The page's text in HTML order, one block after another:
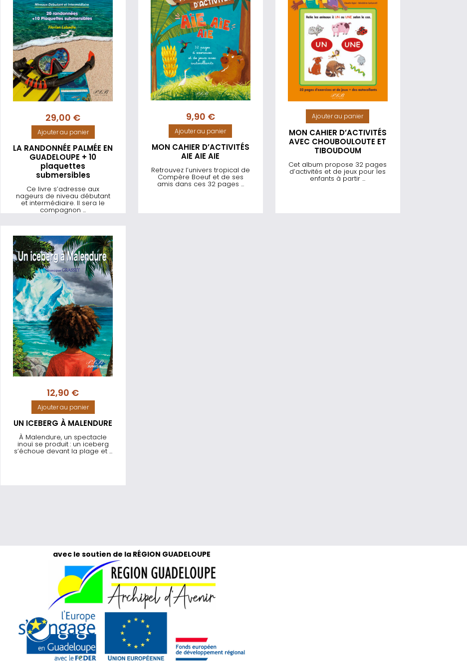
29,00 €
Ajouter au panier
LA RANDONNÉE PALMÉE EN
GUADELOUPE + 10
plaquettes
submersibles
Ce livre s’adresse aux
nageurs de niveau débutant
et intermédiaire. Il sera le
compagnon ...
9,90 €
Ajouter au panier
MON CAHIER D’ACTIVITÉS
AIE AIE AIE
Retrouvez l’univers tropical de
Compère Boeuf et de ses
amis dans ces 32 pages ...
Ajouter au panier
MON CAHIER D’ACTIVITÉS
AVEC CHOUBOULOUTE ET
TIBOUDOUM
Cet album propose 32 pages
d’activités et de jeux pour les
enfants à partir ...
12,90 €
Ajouter au panier
UN ICEBERG À MALENDURE
À Malendure, un spectacle
inouï se produit : un iceberg
s’échoue devant la plage et ...
avec le soutien de la RÉGION GUADELOUPE